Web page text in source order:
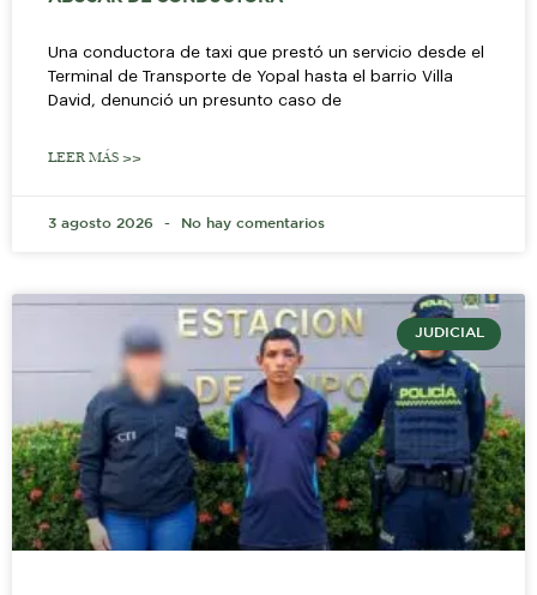
Una conductora de taxi que prestó un servicio desde el
Terminal de Transporte de Yopal hasta el barrio Villa
David, denunció un presunto caso de
LEER MÁS >>
3 agosto 2026 No hay comentarios
JUDICIAL